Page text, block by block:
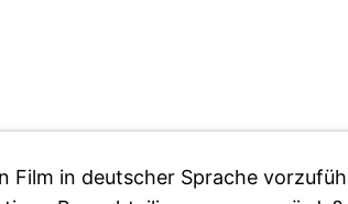
Film in deutscher Sprache